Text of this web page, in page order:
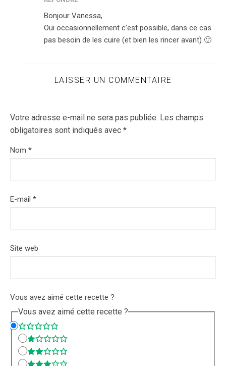
Bonjour Vanessa,
Oui occasionnellement c’est possible, dans ce cas
pas besoin de les cuire (et bien les rincer avant) 🙂
LAISSER UN COMMENTAIRE
Votre adresse e-mail ne sera pas publiée. Les champs
obligatoires sont indiqués avec *
Nom *
E-mail *
Site web
Vous avez aimé cette recette ?
Vous avez aimé cette recette ?